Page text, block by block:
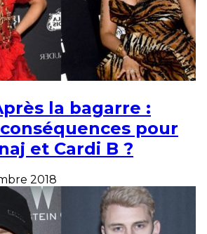
la bagarre :
pour
et Cardi B ?
2018